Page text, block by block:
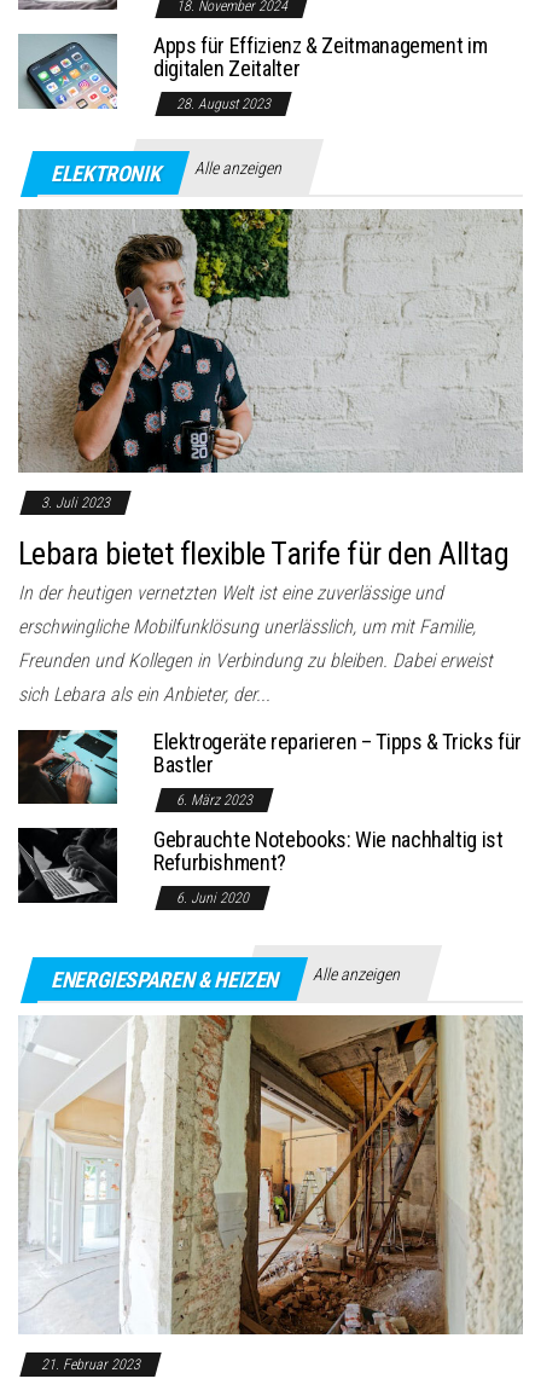
18. November 2024
Apps für Effizienz & Zeitmanagement im
digitalen Zeitalter
28. August 2023
ELEKTRONIK Alle anzeigen
3. Juli 2023
Lebara bietet flexible Tarife für den Alltag
In der heutigen vernetzten Welt ist eine zuverlässige und
erschwingliche Mobilfunklösung unerlässlich, um mit Familie,
Freunden und Kollegen in Verbindung zu bleiben. Dabei erweist
sich Lebara als ein Anbieter, der...
Elektrogeräte reparieren – Tipps & Tricks für
Bastler
6. März 2023
Gebrauchte Notebooks: Wie nachhaltig ist
Refurbishment?
6. Juni 2020
ENERGIESPAREN & HEIZEN Alle anzeigen
21. Februar 2023